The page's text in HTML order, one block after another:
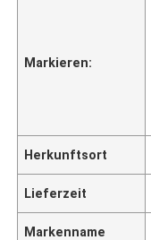
Markieren:
Herkunftsort
Lieferzeit
Markenname